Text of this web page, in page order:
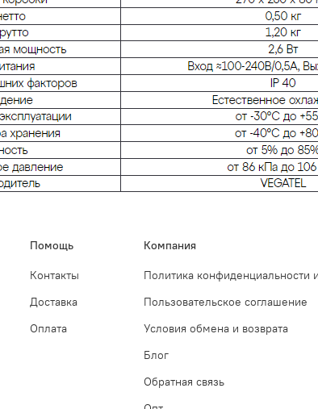
Помощь
Контакты
Доставка
Оплата
Компания
Политика конфиденциальности
Пользовательское соглашение
Условия обмена и возврата
Блог
Обратная связь